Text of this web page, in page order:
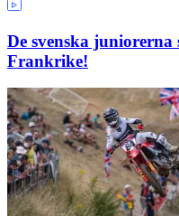
De svenska juniorerna
Frankrike!